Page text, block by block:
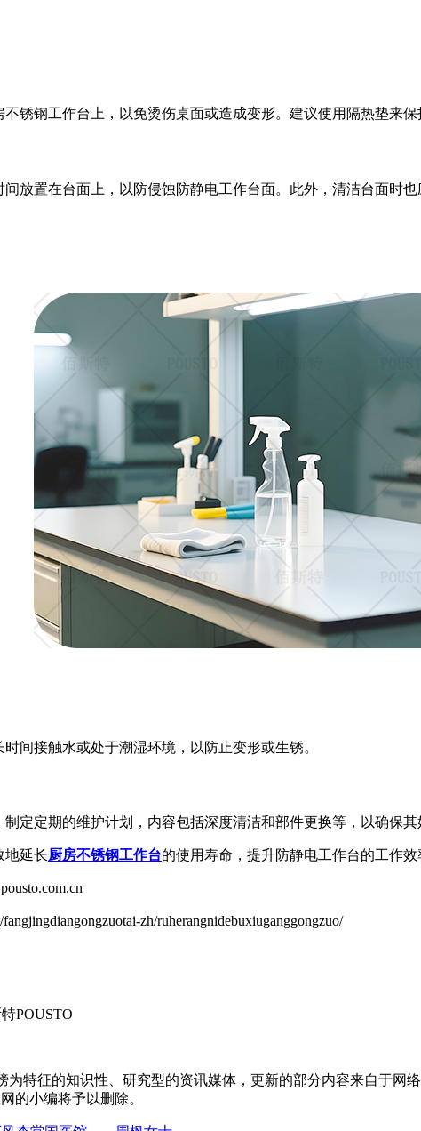
锈钢工作台上，以免烫伤桌面或造成变形。建议使用隔热垫来保
放置在台面上，以防侵蚀防静电工作台面。此外，清洁台面时也
间接触水或处于潮湿环境，以防止变形或生锈。
定定期的维护计划，内容包括深度清洁和部件更换等，以确保其
地延长厨房不锈钢工作台的使用寿命，提升防静电工作台的工作
zh/ruherangnidebuxiuganggongzuo/
POUSTO
特征的知识性、研究型的资讯媒体，更新的部分内容来自于
的小编将予以删除。